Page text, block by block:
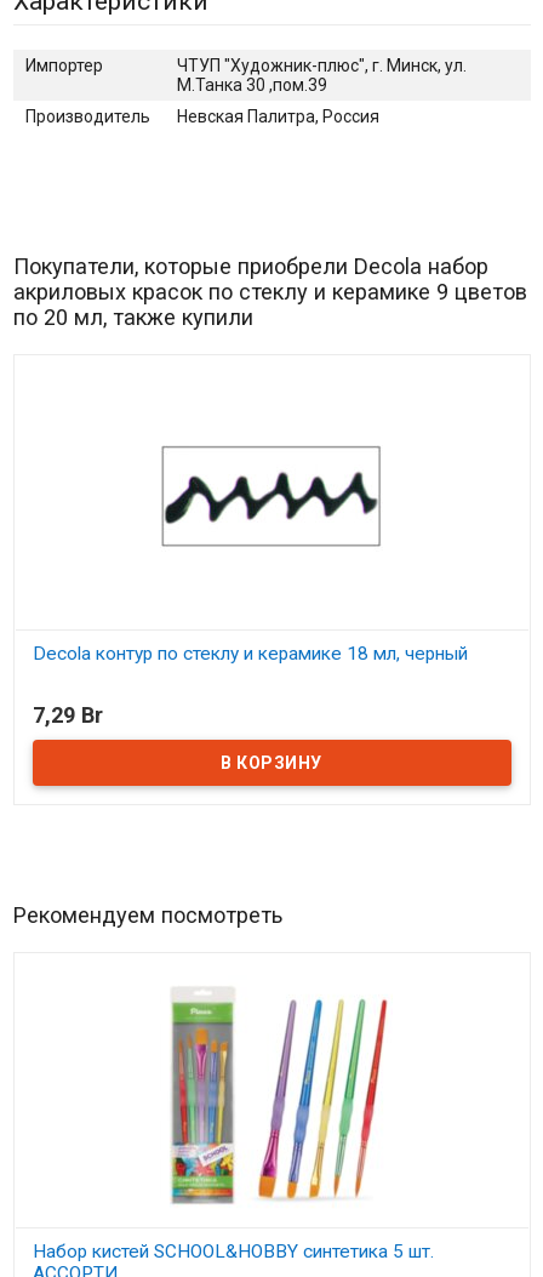
Импортер
ЧТУП "Художник-плюс", г. Минск, ул.
М.Танка 30 ,пом.39
Производитель
Невская Палитра, Россия
Покупатели, которые приобрели Decola набор
акриловых красок по стеклу и керамике 9 цветов
по 20 мл, также купили
Decola контур по стеклу и керамике 18 мл, черный
7,29 Br
Рекомендуем посмотреть
Набор кистей SCHOOL&HOBBY синтетика 5 шт.